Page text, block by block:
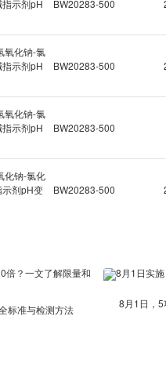
示剂pH
BW20283-500
氧化钠-氯
示剂pH
BW20283-500
氧化钠-氯
示剂pH
BW20283-500
化钠-氯化
剂pH变
BW20283-500
标准与检测方法 8月1日，5